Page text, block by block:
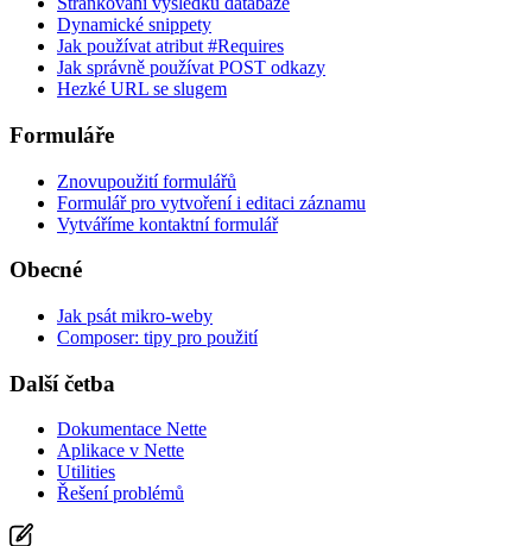
Dynamické snippety
Jak používat atribut #Requires
Jak správně používat POST odkazy
Hezké URL se slugem
Formuláře
Znovupoužití formulářů
Formulář pro vytvoření i editaci záznamu
Vytváříme kontaktní formulář
Obecné
Jak psát mikro-weby
Composer: tipy pro použití
Další četba
Dokumentace Nette
Aplikace v Nette
Utilities
Řešení problémů